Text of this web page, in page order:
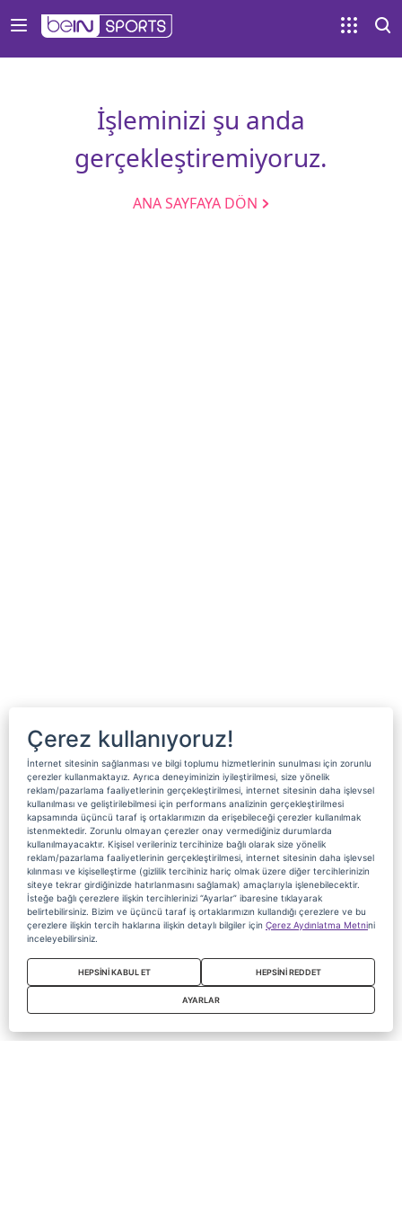
İşleminizi şu anda
gerçekleştiremiyoruz.
ANA SAYFAYA DÖN
Çerez kullanıyoruz!
İnternet sitesinin sağlanması ve bilgi toplumu hizmetlerinin sunulması için zorunlu
çerezler kullanmaktayız. Ayrıca deneyiminizin iyileştirilmesi, size yönelik
reklam/pazarlama faaliyetlerinin gerçekleştirilmesi, internet sitesinin daha işlevsel
kullanılması ve geliştirilebilmesi için performans analizinin gerçekleştirilmesi
kapsamında üçüncü taraf iş ortaklarımızın da erişebileceği çerezler kullanılmak
istenmektedir. Zorunlu olmayan çerezler onay vermediğiniz durumlarda
kullanılmayacaktır. Kişisel verileriniz tercihinize bağlı olarak size yönelik
reklam/pazarlama faaliyetlerinin gerçekleştirilmesi, internet sitesinin daha işlevsel
kılınması ve kişiselleştirme (gizlilik tercihiniz hariç olmak üzere diğer tercihlerinizin
siteye tekrar girdiğinizde hatırlanmasını sağlamak) amaçlarıyla işlenebilecektir.
İsteğe bağlı çerezlere ilişkin tercihlerinizi “Ayarlar” ibaresine tıklayarak
belirtebilirsiniz. Bizim ve üçüncü taraf iş ortaklarımızın kullandığı çerezlere ve bu
çerezlere ilişkin tercih haklarına ilişkin detaylı bilgiler için Çerez Aydınlatma Metnini
inceleyebilirsiniz.
HEPSİNİ KABUL ET HEPSİNİ REDDET
AYARLAR